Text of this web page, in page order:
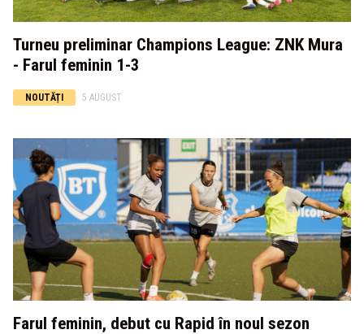
Turneu preliminar Champions League: ZNK Mura
- Farul feminin 1-3
NOUTĂȚI 5 AUGUST
Farul feminin, debut cu Rapid în noul sezon